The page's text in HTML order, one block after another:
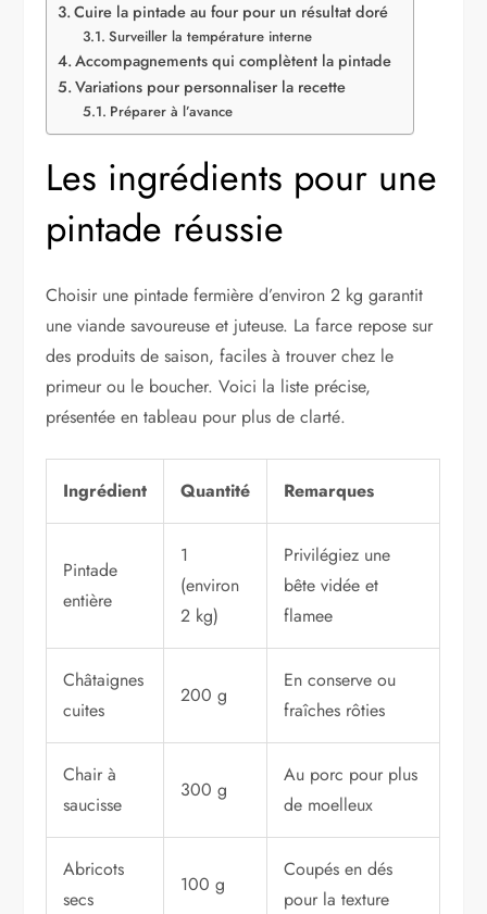
Cuire la pintade au four pour un résultat doré
Surveiller la température interne
Accompagnements qui complètent la pintade
Variations pour personnaliser la recette
Préparer à l’avance
Les ingrédients pour une
pintade réussie
Choisir une pintade fermière d’environ 2 kg garantit
une viande savoureuse et juteuse. La farce repose sur
des produits de saison, faciles à trouver chez le
primeur ou le boucher. Voici la liste précise,
présentée en tableau pour plus de clarté.
Ingrédient Quantité Remarques
Pintade
entière
1
(environ
2 kg)
Privilégiez une
bête vidée et
flamee
Châtaignes
cuites
200 g
En conserve ou
fraîches rôties
Chair à
saucisse
300 g
Au porc pour plus
de moelleux
Abricots
secs
100 g
Coupés en dés
pour la texture